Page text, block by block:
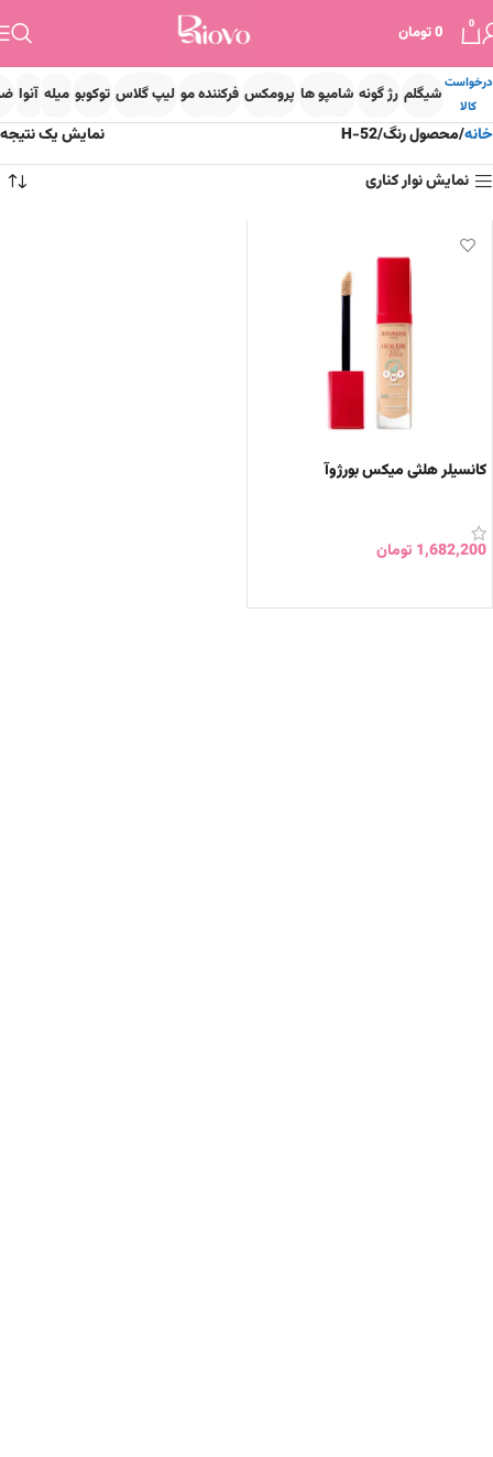
0
0تومان
درخواست
کالا
شیگلم رژ گونه شامپو ها پرومکس فرکننده مو لیپ گلاس توکوبو میله آنوا
خانه محصول رنگ H-52
نمایش یک نتیجه
نمایش نوار کناری
کانسیلر هلثی میکس بورژوآ
1,682,200 تومان